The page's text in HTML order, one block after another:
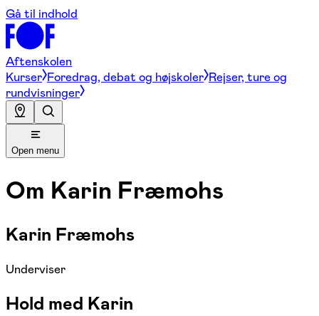
Gå til indhold
Aftenskolen
Kurser Foredrag, debat og højskoler Rejser, ture og
rundvisninger
Open menu
Om Karin Fræmohs
Karin Fræmohs
Underviser
Hold med Karin